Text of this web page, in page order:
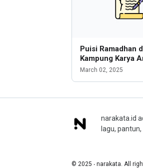
Puisi Ramadhan
Kampung Karya
March 02, 2025
narakata.id
lagu,
© 2025 ‧ narakata. All